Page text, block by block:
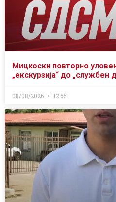
Мицкоски повторно
„екскурзија“ до „службен
08/08/2026 12:55